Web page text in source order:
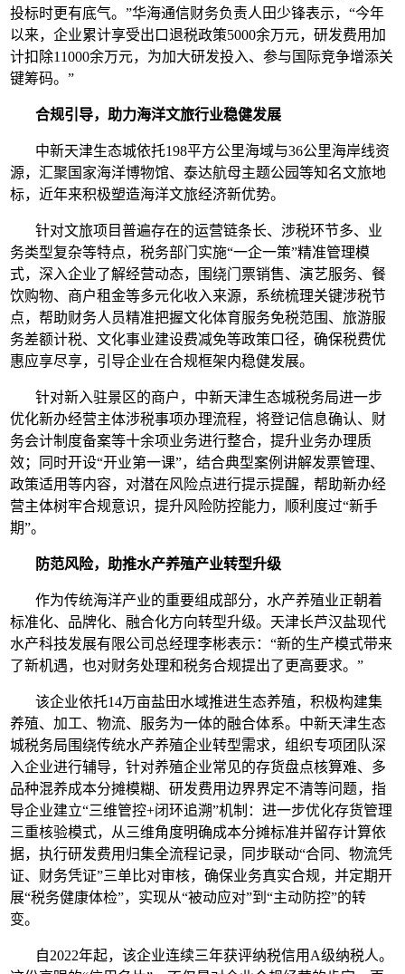
投标时更有底气。”华海通信财务负责人田少锋表示，“今年
以来，企业累计享受出口退税政策5000余万元，研发费用加
计扣除11000余万元，为加大研发投入、参与国际竞争增添关
键筹码。”
合规引导，助力海洋文旅行业稳健发展
中新天津生态城依托198平方公里海域与36公里海岸线资
源，汇聚国家海洋博物馆、泰达航母主题公园等知名文旅地
标，近年来积极塑造海洋文旅经济新优势。
针对文旅项目普遍存在的运营链条长、涉税环节多、业
务类型复杂等特点，税务部门实施“一企一策”精准管理模
式，深入企业了解经营动态，围绕门票销售、演艺服务、餐
饮购物、商户租金等多元化收入来源，系统梳理关键涉税节
点，帮助财务人员精准把握文化体育服务免税范围、旅游服
务差额计税、文化事业建设费减免等政策口径，确保税费优
惠应享尽享，引导企业在合规框架内稳健发展。
针对新入驻景区的商户，中新天津生态城税务局进一步
优化新办经营主体涉税事项办理流程，将登记信息确认、财
务会计制度备案等十余项业务进行整合，提升业务办理质
效；同时开设“开业第一课”，结合典型案例讲解发票管理、
政策适用等内容，对潜在风险点进行提示提醒，帮助新办经
营主体树牢合规意识，提升风险防控能力，顺利度过“新手
期”。
防范风险，助推水产养殖产业转型升级
作为传统海洋产业的重要组成部分，水产养殖业正朝着
标准化、品牌化、融合化方向转型升级。天津长芦汉盐现代
水产科技发展有限公司总经理李彬表示：“新的生产模式带来
了新机遇，也对财务处理和税务合规提出了更高要求。”
该企业依托14万亩盐田水域推进生态养殖，积极构建集
养殖、加工、物流、服务为一体的融合体系。中新天津生态
城税务局围绕传统水产养殖企业转型需求，组织专项团队深
入企业进行辅导，针对养殖企业常见的存货盘点核算难、多
品种混养成本分摊模糊、研发费用边界界定不清等问题，指
导企业建立“三维管控+闭环追溯”机制：进一步优化存货管理
三重核验模式，从三维角度明确成本分摊标准并留存计算依
据，执行研发费用归集全流程记录，同步联动“合同、物流凭
证、财务凭证”三单比对审核，确保业务真实合规，并定期开
展“税务健康体检”，实现从“被动应对”到“主动防控”的转
变。
自2022年起，该企业连续三年获评纳税信用A级纳税人。